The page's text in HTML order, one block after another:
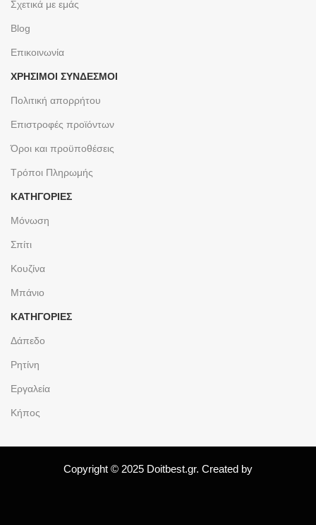
Σχετικά με εμάς
Blog
Επικοινωνία
ΧΡΉΣΙΜΟΙ ΣΎΝΔΕΣΜΟΙ
Πολιτική απορρήτου
Επιστροφές προϊόντων
Όροι και προϋποθέσεις
Τρόποι Πληρωμής
ΚΑΤΗΓΟΡΙΕΣ
Μόνωση
Σπίτι
Κουζίνα
Μπάνιο
ΚΑΤΗΓΟΡΙΕΣ
Δάπεδο
Ρητίνη
Εργαλεία
Κήπος
Copyright © 2025 Doitbest.gr. Created by